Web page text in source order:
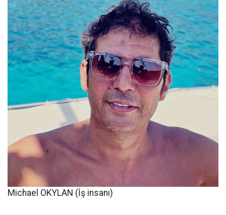
Michael OKYLAN (İş insanı)